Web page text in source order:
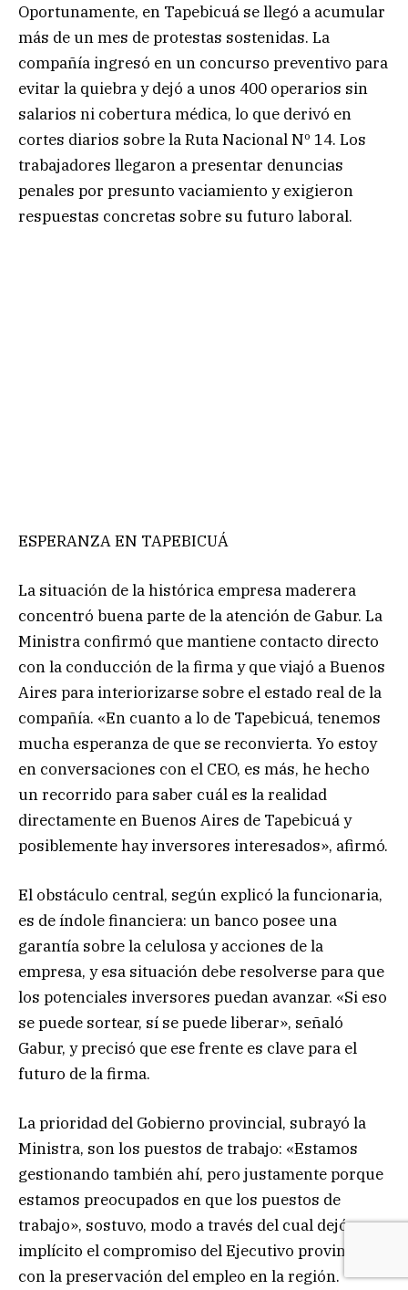
Oportunamente, en Tapebicuá se llegó a acumular
más de un mes de protestas sostenidas. La
compañía ingresó en un concurso preventivo para
evitar la quiebra y dejó a unos 400 operarios sin
salarios ni cobertura médica, lo que derivó en
cortes diarios sobre la Ruta Nacional Nº 14. Los
trabajadores llegaron a presentar denuncias
penales por presunto vaciamiento y exigieron
respuestas concretas sobre su futuro laboral.
ESPERANZA EN TAPEBICUÁ
La situación de la histórica empresa maderera
concentró buena parte de la atención de Gabur. La
Ministra confirmó que mantiene contacto directo
con la conducción de la firma y que viajó a Buenos
Aires para interiorizarse sobre el estado real de la
compañía. «En cuanto a lo de Tapebicuá, tenemos
mucha esperanza de que se reconvierta. Yo estoy
en conversaciones con el CEO, es más, he hecho
un recorrido para saber cuál es la realidad
directamente en Buenos Aires de Tapebicuá y
posiblemente hay inversores interesados», afirmó.
El obstáculo central, según explicó la funcionaria,
es de índole financiera: un banco posee una
garantía sobre la celulosa y acciones de la
empresa, y esa situación debe resolverse para que
los potenciales inversores puedan avanzar. «Si eso
se puede sortear, sí se puede liberar», señaló
Gabur, y precisó que ese frente es clave para el
futuro de la firma.
La prioridad del Gobierno provincial, subrayó la
Ministra, son los puestos de trabajo: «Estamos
gestionando también ahí, pero justamente porque
estamos preocupados en que los puestos de
trabajo», sostuvo, modo a través del cual dejó
implícito el compromiso del Ejecutivo provincial
con la preservación del empleo en la región.